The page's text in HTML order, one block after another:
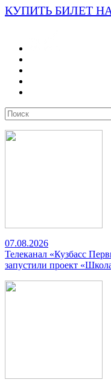
КУПИТЬ БИЛЕТ
07.08.2026
Телеканал «Кузбасс
запустили проект